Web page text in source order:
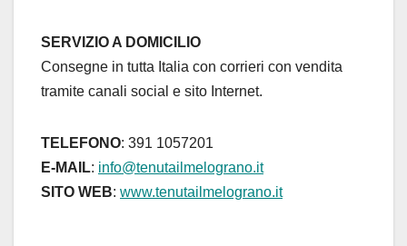
SERVIZIO A DOMICILIO
Consegne in tutta Italia con corrieri con vendita
tramite canali social e sito Internet.
TELEFONO: 391 1057201
E-MAIL: info@tenutailmelograno.it
SITO WEB: www.tenutailmelograno.it